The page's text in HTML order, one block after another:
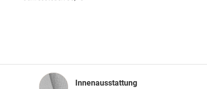
Innenausstattung
Innenausstattung